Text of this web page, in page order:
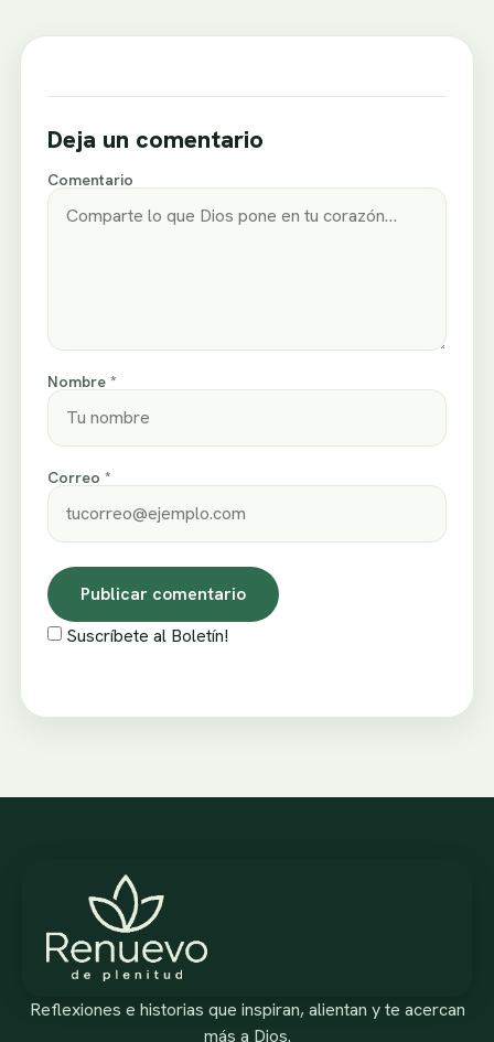
Deja un comentario
Comentario
Nombre *
Correo *
Suscríbete al Boletín!
Reflexiones e historias que inspiran, alientan y te acercan
más a Dios.